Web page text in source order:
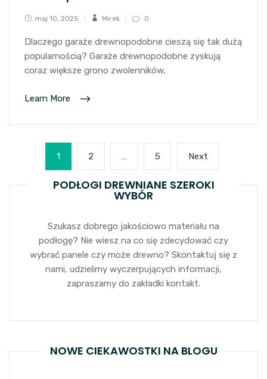
maj 10, 2025 Mirek 0
Dlaczego garaże drewnopodobne cieszą się tak dużą
popularnością? Garaże drewnopodobne zyskują
coraz większe grono zwolenników,
Learn More
Stronicowanie
wpisów
Page
1 Page
2 … Page
5 NextNext
page
PODŁOGI DREWNIANE SZEROKI
WYBÓR
Szukasz dobrego jakościowo materiału na
podłogę? Nie wiesz na co się zdecydować czy
wybrać panele czy może drewno? Skontaktuj się z
nami, udzielimy wyczerpujących informacji,
zapraszamy do zakładki kontakt.
NOWE CIEKAWOSTKI NA BLOGU